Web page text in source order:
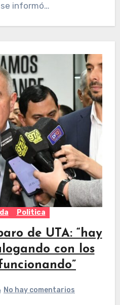
informó…
Politica
de UTA: “hay
con los
No hay comentarios